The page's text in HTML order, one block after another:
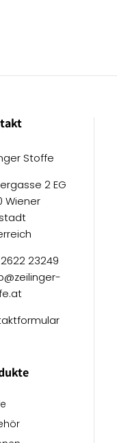
Stoffe
2 EG
Wiener
23249